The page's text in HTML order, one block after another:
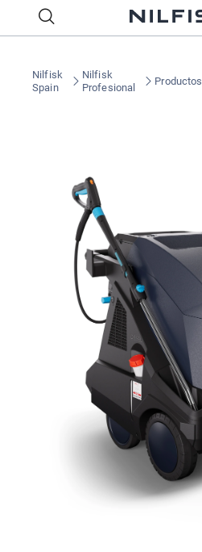
Nilfisk
Spain
Nilfisk
Profesional
Productos